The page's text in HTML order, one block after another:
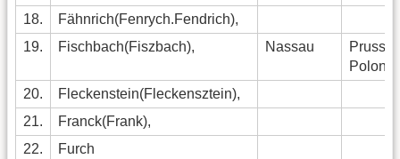
18.
Fähnrich(Fenrych.Fendrich),
19.
Fischbach(Fiszbach), Nassau
Pruss.
Polonia
20.
Fleckenstein(Fleckensztein),
21.
Franck(Frank),
22.
Furch